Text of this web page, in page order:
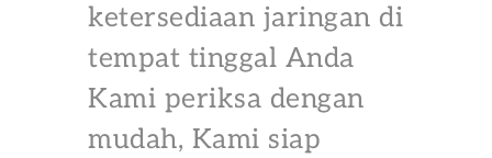
ketersediaan jaringan di
tempat tinggal Anda
Kami periksa dengan
mudah, Kami siap